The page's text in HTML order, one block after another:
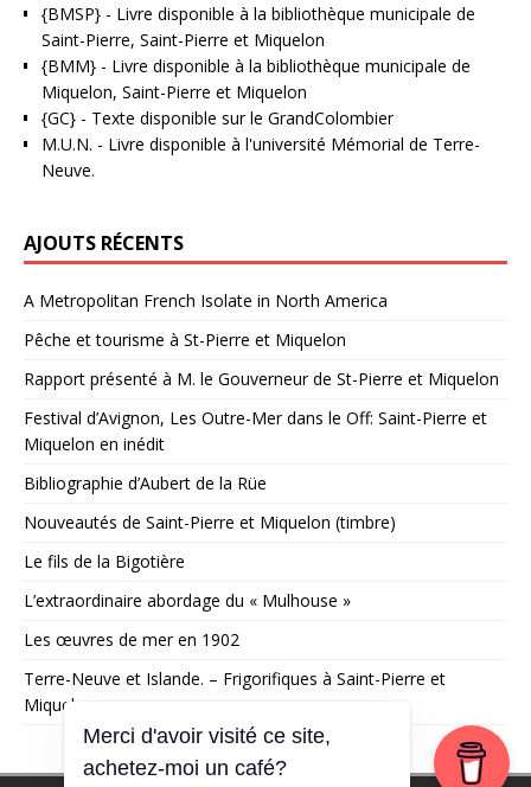
{BMSP} - Livre disponible à la bibliothèque municipale de
Saint-Pierre, Saint-Pierre et Miquelon
{BMM} - Livre disponible à la bibliothèque municipale de
Miquelon, Saint-Pierre et Miquelon
{GC} - Texte disponible sur le GrandColombier
M.U.N. - Livre disponible à l'université Mémorial de Terre-
Neuve.
AJOUTS RÉCENTS
A Metropolitan French Isolate in North America
Pêche et tourisme à St-Pierre et Miquelon
Rapport présenté à M. le Gouverneur de St-Pierre et Miquelon
Festival d’Avignon, Les Outre-Mer dans le Off: Saint-Pierre et
Miquelon en inédit
Bibliographie d’Aubert de la Rüe
Nouveautés de Saint-Pierre et Miquelon (timbre)
Le fils de la Bigotière
L’extraordinaire abordage du « Mulhouse »
Les œuvres de mer en 1902
Terre-Neuve et Islande. – Frigorifiques à Saint-Pierre et
Miquelon
Merci d'avoir visité ce site,
achetez-moi un café?